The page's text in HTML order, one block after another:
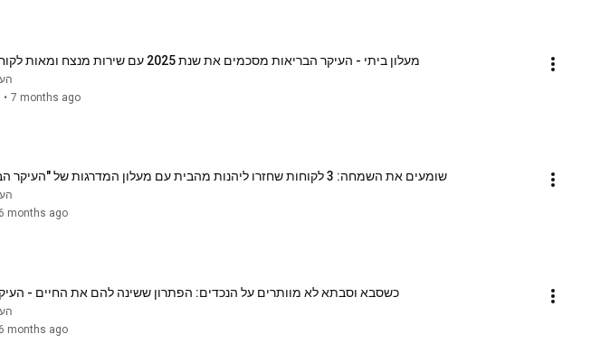
מעלון ביתי - העיקר הבריאות מסכמים את שנת 2025 עם שירות מנצח ומאות לקוחות מרוצים
• 7 months ago
שומעים את השמחה: 3 לקוחות שחזרו ליהנות מהבית עם מעלון המדרגות של "העיקר הבריאות" 🏠
6 months ago
כשסבא וסבתא לא מוותרים על הנכדים: הפתרון ששינה להם את החיים -
6 months ago